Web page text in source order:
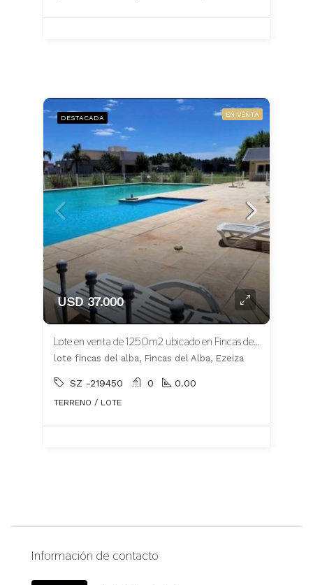
DESTACADA EN VENTA
USD 37.000
Lote en venta de 1250m2 ubicado en Fincas del Alba
lote fincas del alba, Fincas del Alba, Ezeiza
SZ -219450 0 0.00
TERRENO / LOTE
Información de contacto